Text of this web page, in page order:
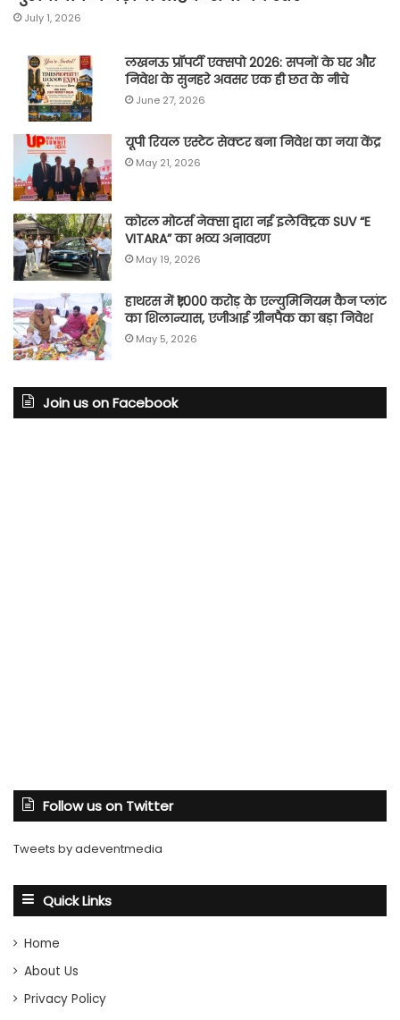
July 1, 2026
लखनऊ प्रॉपर्टी एक्सपो 2026: सपनों के घर और
निवेश के सुनहरे अवसर एक ही छत के नीचे
June 27, 2026
यूपी रियल एस्टेट सेक्टर बना निवेश का नया केंद्र
May 21, 2026
कोरल मोटर्स नेक्सा द्वारा नई इलेक्ट्रिक SUV “E
VITARA” का भव्य अनावरण
May 19, 2026
हाथरस में ₹1,000 करोड़ के एल्युमिनियम कैन प्लांट
का शिलान्यास, एजीआई ग्रीनपैक का बड़ा निवेश
May 5, 2026
Join us on Facebook
Follow us on Twitter
Tweets by adeventmedia
Quick Links
Home
About Us
Privacy Policy